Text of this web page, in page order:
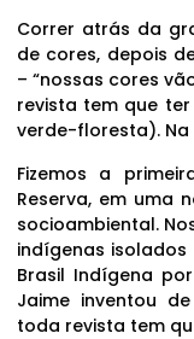
Correr atrás da
de cores, depois
– “nossas cores
revista tem que
verde-floresta). Na
Fizemos a
Reserva, em uma
socioambiental.
indígenas isolados
Brasil Indígena
Jaime inventou
toda revista tem